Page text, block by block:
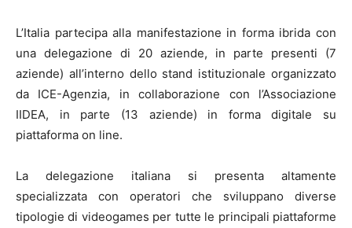
L’Italia partecipa alla manifestazione in forma ibrida con
una delegazione di 20 aziende, in parte presenti (7
aziende) all’interno dello stand istituzionale organizzato
da ICE-Agenzia, in collaborazione con l’Associazione
IIDEA, in parte (13 aziende) in forma digitale su
piattaforma on line.
La delegazione italiana si presenta altamente
specializzata con operatori che sviluppano diverse
tipologie di videogames per tutte le principali piattaforme